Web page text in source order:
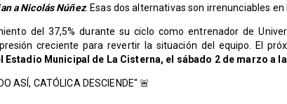
a Nicolás Núñez. Esas dos alternativas son irrenunciables en
del 37,5% durante su ciclo como entrenador de
creciente para revertir la situación del equipo. El
Estadio Municipal de La Cisterna, el sábado 2 de marzo a
ASÍ, CATÓLICA DESCIENDE" 🚨